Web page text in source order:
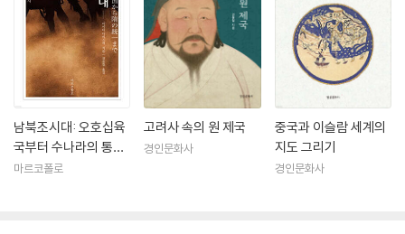
남북조시대: 오호십육
국부터 수나라의 통일
까지
마르코폴로
고려사 속의 원 제국
경인문화사
중국과 이슬람 세계의
지도 그리기
경인문화사